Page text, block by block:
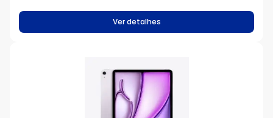
Ver detalhes